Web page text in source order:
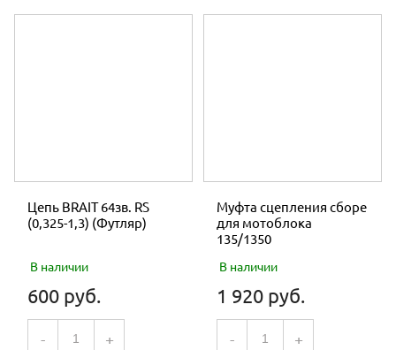
Цепь BRAIT 64зв. RS
(0,325-1,3) (Футляр)
В наличии
600 руб.
- +
Муфта сцепления сборе
для мотоблока
135/1350
В наличии
1 920 руб.
- +